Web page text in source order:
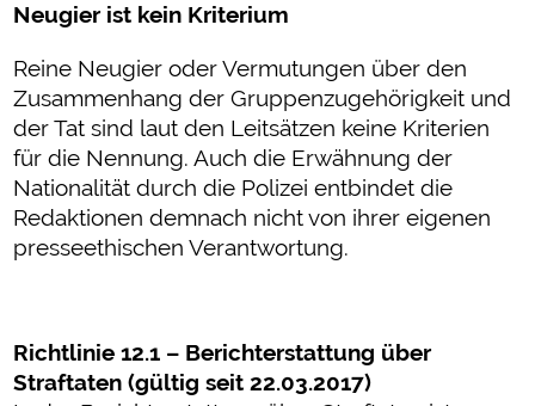
Neugier ist kein Kriterium
Reine Neugier oder Vermutungen über den
Zusammenhang der Gruppenzugehörigkeit und
der Tat sind laut den Leitsätzen keine Kriterien
für die Nennung. Auch die Erwähnung der
Nationalität durch die Polizei entbindet die
Redaktionen demnach nicht von ihrer eigenen
presseethischen Verantwortung.
Richtlinie 12.1 – Berichterstattung über
Straftaten (gültig seit 22.03.2017)